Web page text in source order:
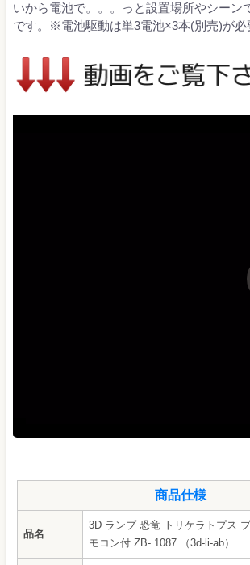
いから電池で。。。っと設置場所やシーン
です。※電池駆動は単3電池×3本(別売)が必
商品仕様
品名
3D ランプ 恐竜 トリケラトプス
モコン付 ZB- 1087 （3d-li-ab）